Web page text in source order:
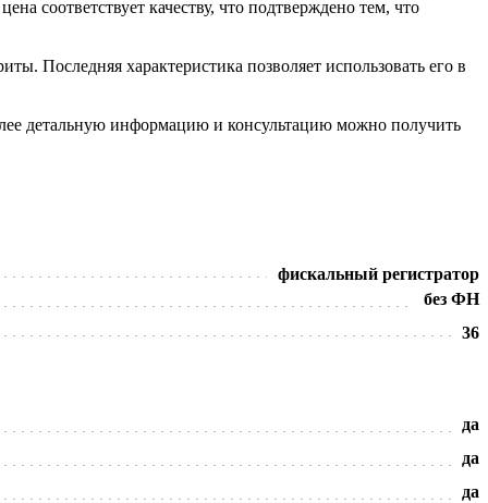
соответствует качеству, что подтверждено тем, что
Последняя характеристика позволяет использовать его в
детальную информацию и консультацию можно получить
фискальный регистратор
без ФН
36
да
да
да